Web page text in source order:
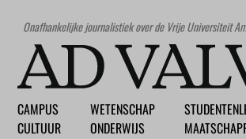
Onafhankelijke journalistiek over de Vrije Universiteit
CAMPUS
CULTUUR
WETENSCHAP
ONDERWIJS